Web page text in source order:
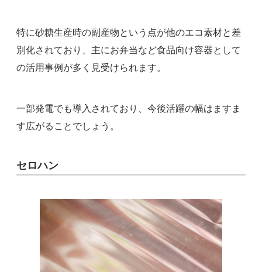
特に砂糖生産時の副産物という点が他のエコ素材と差
別化されており、主にお弁当など食品向け容器として
の活用事例が多く見受けられます。
一部発電でも導入されており、今後活躍の幅はますま
す広がることでしょう。
セロハン